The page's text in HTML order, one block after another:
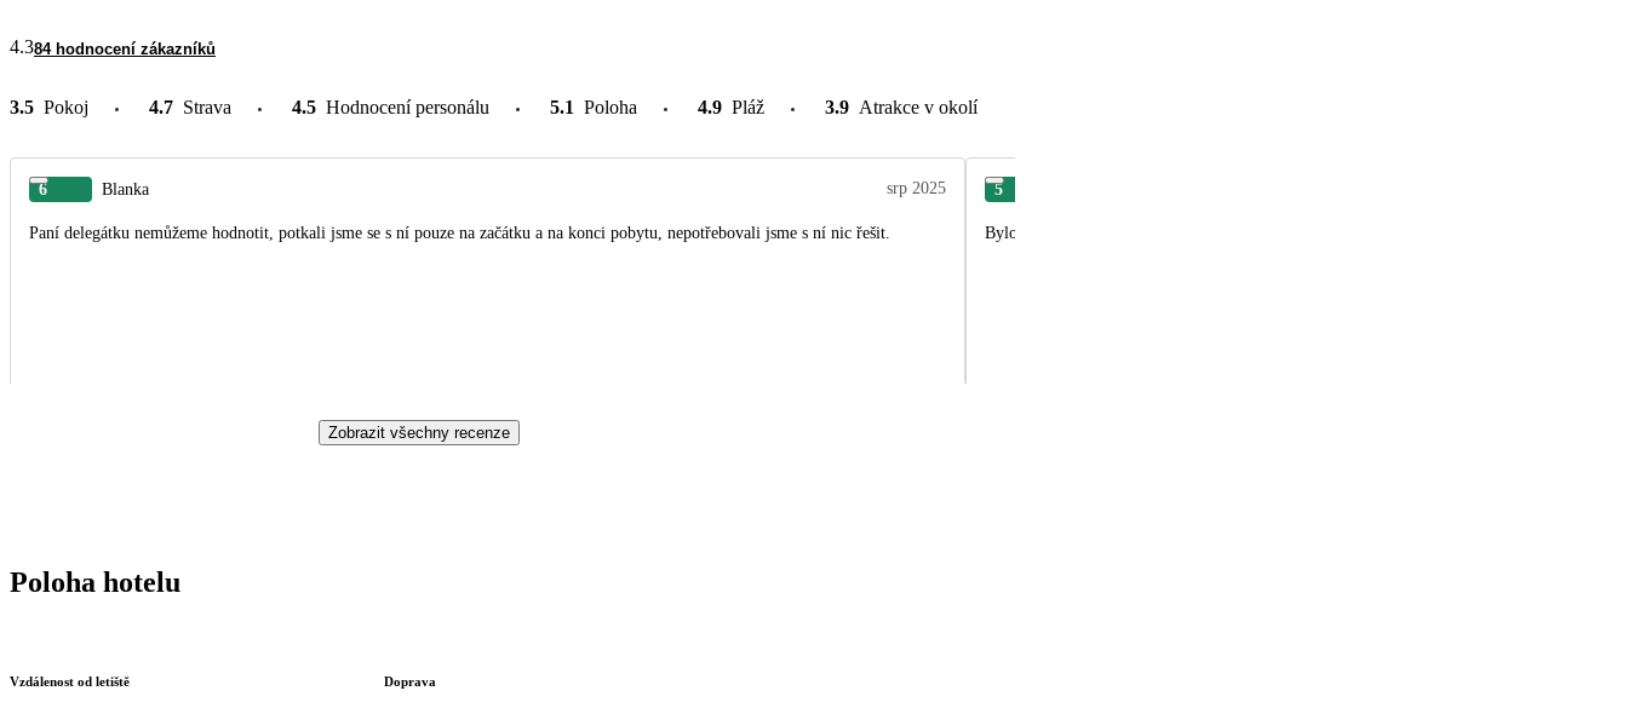
4.384 hodnocení zákazníků
3.5 Pokoj 4.7 Strava 4.5 Hodnocení personálu 5.1 Poloha 4.9 Pláž 3.9 Atrakce v okolí
6 Blanka srp 2025
Paní delegátku nemůžeme hodnotit, potkali jsme se s ní pouze na začátku a na konci pobytu, nepotřebovali jsme s ní nic řešit.
5
Bylo to krásné a vyhovující pro osoby které požadují klidnou a pohodovou dovolenou.
Zobrazit všechny recenze
Poloha hotelu
Vzdálenost od letiště Doprava